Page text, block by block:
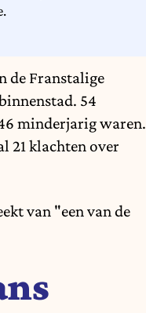
de Franstalige
54
minderjarig waren.
21 klachten over
van "een van de